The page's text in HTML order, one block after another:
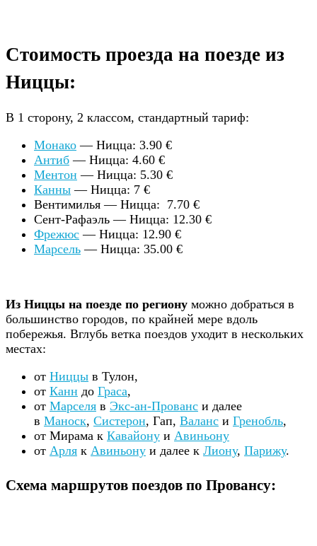
Стоимость проезда на поезде из
Ниццы:
В 1 сторону, 2 классом, стандартный тариф:
Монако — Ницца: 3.90 €
Антиб — Ницца: 4.60 €
Ментон — Ницца: 5.30 €
Канны — Ницца: 7 €
Вентимилья — Ницца: 7.70 €
Сент-Рафаэль — Ницца: 12.30 €
Фрежюс — Ницца: 12.90 €
Марсель — Ницца: 35.00 €
Из Ниццы на поезде по региону можно добраться в
большинство городов, по крайней мере вдоль
побережья. Вглубь ветка поездов уходит в нескольких
местах:
от Ниццы в Тулон,
от Канн до Граса,
от Марселя в Экс-ан-Прованс и далее
в Маноск, Систерон, Гап, Валанс и Гренобль,
от Мирама к Кавайону и Авиньону
от Арля к Авиньону и далее к Лиону, Парижу.
Схема маршрутов поездов по Провансу: